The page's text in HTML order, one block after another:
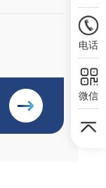
电话
微信